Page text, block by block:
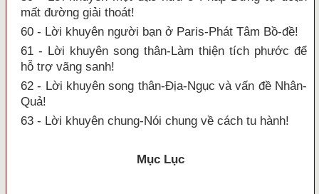
mất đường giải thoát!
60 - Lời khuyên người bạn ở Paris-Phát Tâm Bồ-đề!
61 - Lời khuyên song thân-Làm thiện tích phước để
hỗ trợ vãng sanh!
62 - Lời khuyên song thân-Địa-Ngục và vấn đề Nhân-
Quả!
63 - Lời khuyên chung-Nói chung về cách tu hành!
Mục Lục